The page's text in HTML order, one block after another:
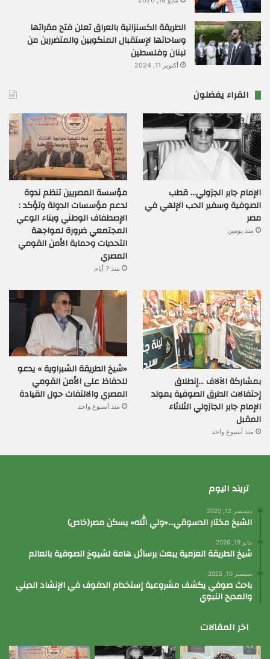
الطريقة الكسنزانية بالعراق تعلن فتح مقراتها
وساحاتها لإستقبال المنكوبين والمتضررين من
لبنان وفلسطين
أكتوبر 11, 2024
القراء يفضلون
الإمام جابر الجزولي… قطب
الصوفية وسفير الحب الإلهي في
مصر
منذ يومين
مؤسسة المصريين تنظم ندوة
لدعم مؤسسات الدولة وتؤكد :
الإصطفاف الوطني وبناء الوعي
المجتمعي ضرورة لمواجهة
التحديات وحماية الأمن القومي
المصري
منذ 7 أيام
بمشاركة الآلاف …إنطلاق
إحتفالات الطرق الصوفية بمولد
الإمام جابر الجازولي الثلاثاء
المقبل
منذ أسبوع واحد
«شيخ الطريقة الشبراوية » يدعو
للحفاظ على الأمن القومي
المصري والالتفات حول القيادة
منذ أسبوع واحد
تريند اليوم
ديسمبر 12, 2020
الشيخ مختار الدسوقي…«ولي الله» يسكن مصر(خاص)
مايو 19, 2026
شيخ الطريقة العزمية يبعث برسائل هامة لشيوخ الصوفية بالعالم
سبتمبر 10, 2025
باحث صوفي يكشف مشروعية إستخدام الدفوف في الإنشاد الديني
والمديح النبوي
اخر المقالات